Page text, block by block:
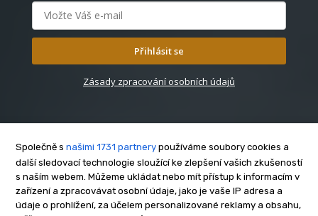
Přihlásit se
Zásady zpracování osobních údajů
O nás
Kontakt
Společně s našimi 1731 partnery používáme soubory cookies a
další sledovací technologie sloužící ke zlepšení vašich zkušeností
s naším webem. Můžeme ukládat nebo mít přístup k informacím v
zařízení a zpracovávat osobní údaje, jako je vaše IP adresa a
údaje o prohlížení, za účelem personalizované reklamy a obsahu,